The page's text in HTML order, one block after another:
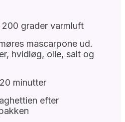
grader varmluft
mascarpone ud.
hvidløg, olie, salt og
minutter
efter